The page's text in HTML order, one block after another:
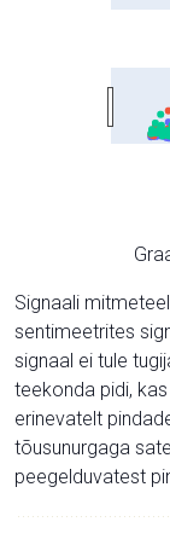
Signaali
sentimeetrites
signaal ei tule
teekonda pidi,
erinevatelt
tõusunurgaga
peegelduvatest